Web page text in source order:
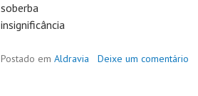
soberba
insignificância
Postado em Aldravia Deixe um comentário